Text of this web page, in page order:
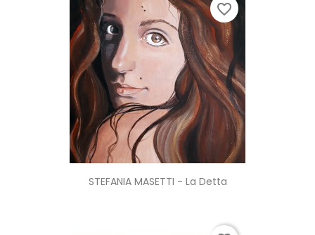
STEFANIA MASETTI - La Detta
favorite_border